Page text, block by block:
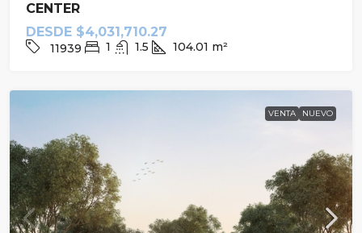
CENTER
DESDE $4,031,710.27
11939 1 1.5 104.01 m²
VENTA NUEVO